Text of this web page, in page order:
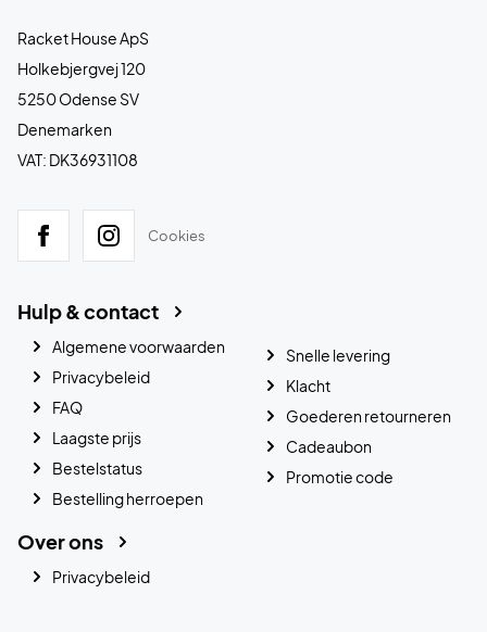
Racket House ApS
Holkebjergvej 120
5250 Odense SV
Denemarken
VAT: DK36931108
Cookies
Hulp & contact
Algemene voorwaarden
Privacybeleid
FAQ
Laagste prijs
Bestelstatus
Bestelling herroepen
Snelle levering
Klacht
Goederen retourneren
Cadeaubon
Promotie code
Over ons
Privacybeleid